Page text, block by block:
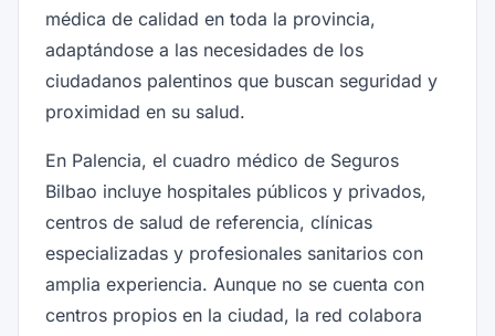
médica de calidad en toda la provincia,
adaptándose a las necesidades de los
ciudadanos palentinos que buscan seguridad y
proximidad en su salud.
En Palencia, el cuadro médico de Seguros
Bilbao incluye hospitales públicos y privados,
centros de salud de referencia, clínicas
especializadas y profesionales sanitarios con
amplia experiencia. Aunque no se cuenta con
centros propios en la ciudad, la red colabora